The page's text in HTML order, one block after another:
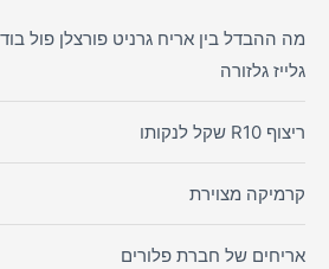
מה ההבדל בין אריח גרניט פורצלן פול
גלייז גלזורה
ריצוף R10 שקל לנקותו
קרמיקה מצוירת
אריחים של חברת פלורים